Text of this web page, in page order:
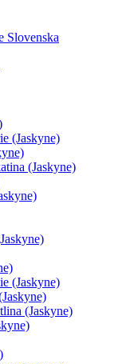
Slovenska
(Jaskyne)
(Jaskyne)
(Jaskyne)
(Jaskyne)